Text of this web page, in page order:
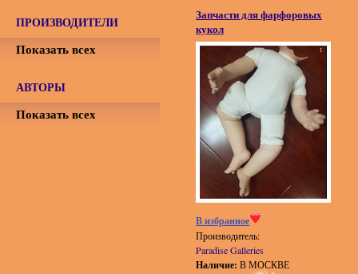
Запчасти для фарфоровых
кукол
В избранное
Производитель:
Paradise Galleries
Наличие: В МОСКВЕ
ПРОИЗВОДИТЕЛИ
Показать всех
АВТОРЫ
Показать всех